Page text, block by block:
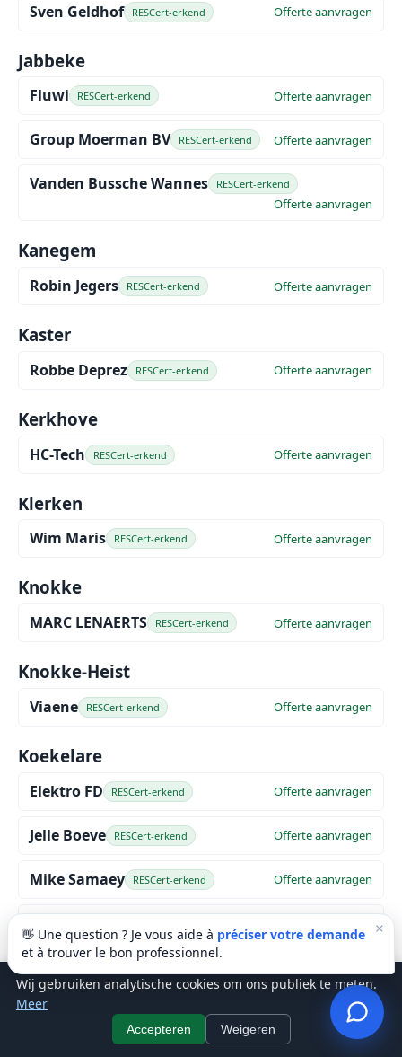
Sven Geldhof RESCert-erkend Offerte aanvragen
Jabbeke
Fluwi RESCert-erkend Offerte aanvragen
Group Moerman BV RESCert-erkend Offerte aanvragen
Vanden Bussche Wannes RESCert-erkend
Offerte aanvragen
Kanegem
Robin Jegers RESCert-erkend Offerte aanvragen
Kaster
Robbe Deprez RESCert-erkend Offerte aanvragen
Kerkhove
HC-Tech RESCert-erkend Offerte aanvragen
Klerken
Wim Maris RESCert-erkend Offerte aanvragen
Knokke
MARC LENAERTS RESCert-erkend Offerte aanvragen
Knokke-Heist
Viaene RESCert-erkend Offerte aanvragen
Koekelare
Elektro FD RESCert-erkend Offerte aanvragen
Jelle Boeve RESCert-erkend Offerte aanvragen
Mike Samaey RESCert-erkend Offerte aanvragen
Sven Hemelsoen
Koksijde
Wij gebruiken analytische cookies om ons publiek te meten.
Meer
Accepteren Weigeren
×
👋 Une question ? Je vous aide à préciser votre demande
et à trouver le bon professionnel.